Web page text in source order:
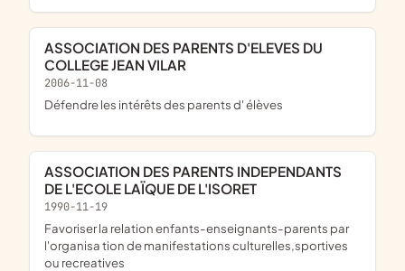
ASSOCIATION DES PARENTS D'ELEVES DU
COLLEGE JEAN VILAR
2006-11-08
Défendre les intérêts des parents d' élèves
ASSOCIATION DES PARENTS INDEPENDANTS
DE L'ECOLE LAÏQUE DE L'ISORET
1990-11-19
Favoriser la relation enfants-enseignants-parents par
l'organisa tion de manifestations culturelles,sportives
ou recreatives